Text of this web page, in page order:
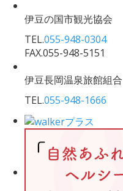
伊豆の国市観光協会
TEL.055-948-0304
FAX.055-948-5151
伊豆長岡温泉旅館組合
TEL.055-948-1666